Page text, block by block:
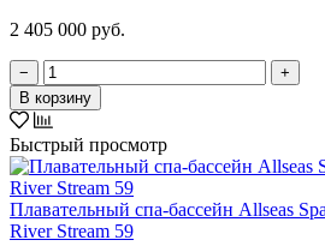
2 405 000 руб.
−
+
В корзину
Быстрый просмотр
Плавательный спа-бассейн Allseas Spa
River Stream 59